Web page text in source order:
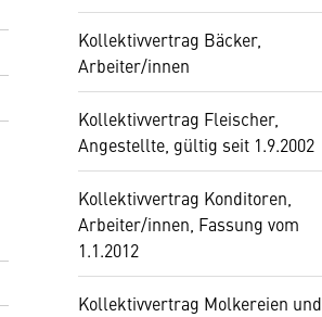
Kollektivvertrag Bäcker,
Arbeiter/innen
Kollektivvertrag Fleischer,
Angestellte, gültig seit 1.9.2002
Kollektivvertrag Konditoren,
Arbeiter/innen, Fassung vom
1.1.2012
Kollektivvertrag Molkereien und